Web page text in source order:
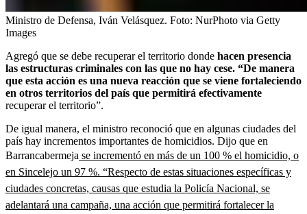
Ministro de Defensa, Iván Velásquez. Foto: NurPhoto via Getty
Images
Agregó que se debe recuperar el territorio donde hacen presencia
las estructuras criminales con las que no hay cese. “De manera
que esta acción es una nueva reacción que se viene fortaleciendo
en otros territorios del país que permitirá efectivamente
recuperar el territorio”.
De igual manera, el ministro reconoció que en algunas ciudades del
país hay incrementos importantes de homicidios. Dijo que en
Barrancabermeja se incrementó en más de un 100 % el homicidio, o
en Sincelejo un 97 %. “Respecto de estas situaciones específicas y
ciudades concretas, causas que estudia la Policía Nacional, se
adelantará una campaña, una acción que permitirá fortalecer la